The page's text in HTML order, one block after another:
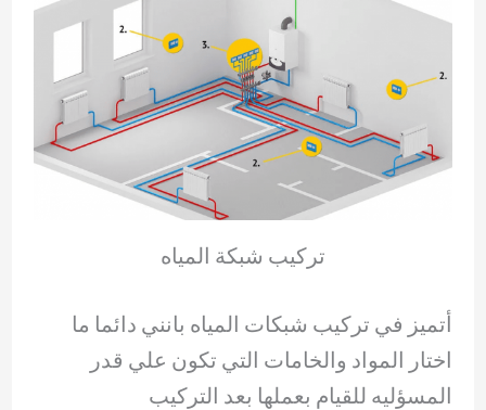
تركيب شبكة المياه
أتميز في تركيب شبكات المياه بانني دائما ما
اختار المواد والخامات التي تكون علي قدر
المسؤليه للقيام بعملها بعد التركيب